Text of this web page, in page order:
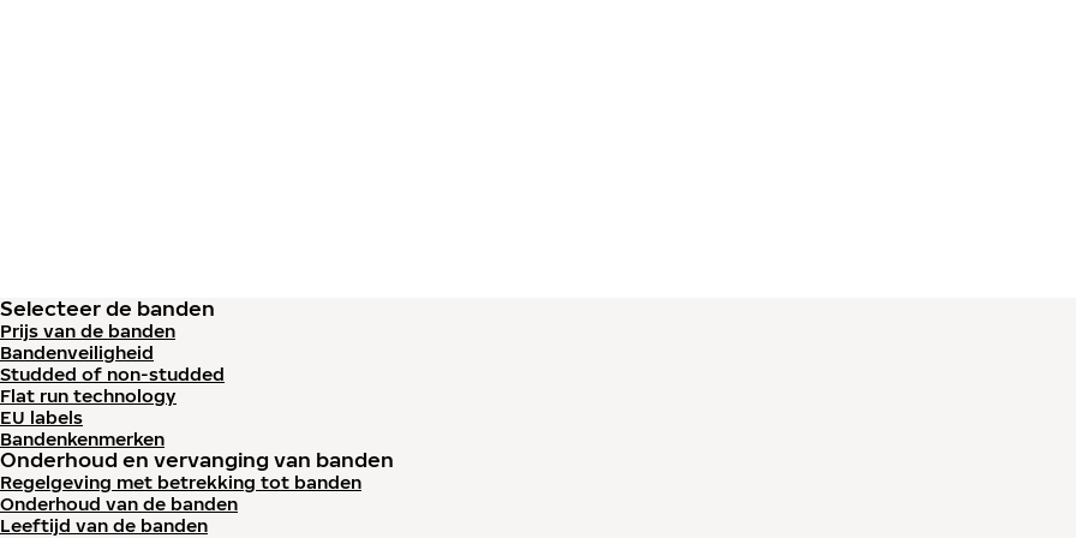
Selecteer de banden
Prijs van de banden
Bandenveiligheid
Studded of non-studded
Flat run technology
EU labels
Bandenkenmerken
Onderhoud en vervanging van banden
Regelgeving met betrekking tot banden
Onderhoud van de banden
Leeftijd van de banden